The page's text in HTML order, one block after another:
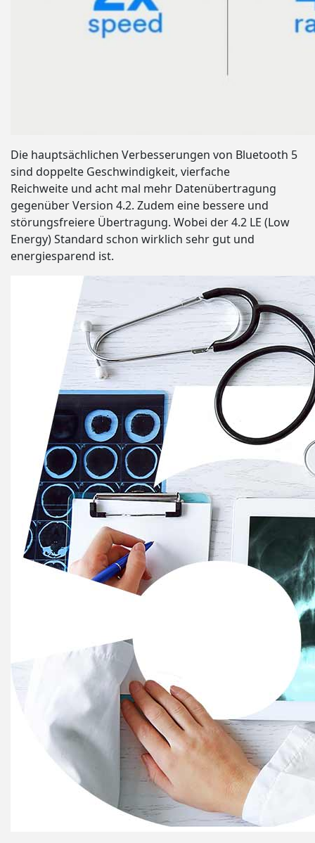
Die hauptsächlichen Verbesserungen von Bluetooth 5
sind doppelte Geschwindigkeit, vierfache
Reichweite und acht mal mehr Datenübertragung
gegenüber Version 4.2. Zudem eine bessere und
störungsfreiere Übertragung. Wobei der 4.2 LE (Low
Energy) Standard schon wirklich sehr gut und
energiesparend ist.